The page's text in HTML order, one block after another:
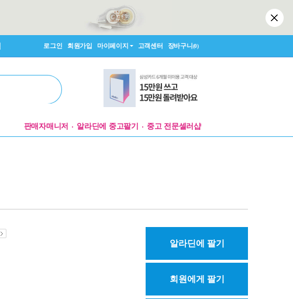
로그인 회원가입 마이페이지 고객센터 장바구니(0)
판매자매니저 알라딘에 중고팔기 중고 전문셀러샵
알라딘에 팔기
회원에게 팔기